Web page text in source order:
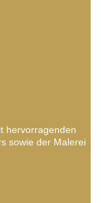
hervorragenden
sowie der Malerei